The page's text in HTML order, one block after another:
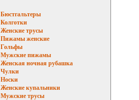
Бюстгальтеры
Колготки
Женские трусы
Пижамы женские
Гольфы
Мужские пижамы
Женская ночная рубашка
Чулки
Носки
Женские купальники
Мужские трусы